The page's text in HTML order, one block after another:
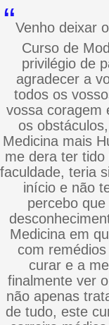
“Venho deixar
Curso de
privilégio de
agradecer a
todos os
vossa coragem
os
Medicina mais
me dera ter
faculdade, teria
início e não
percebo
Medicina em
com
curar e a
finalmente ver
não apenas
de tudo, este